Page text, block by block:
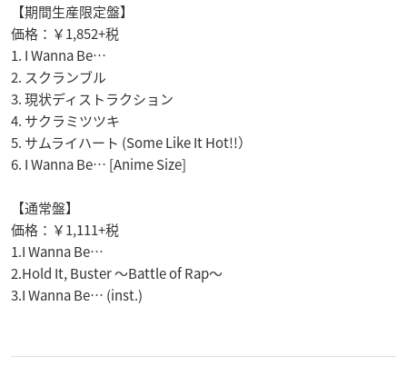
【期間生産限定盤】
価格：￥1,852+税
1. I Wanna Be…
2. スクランブル
3. 現状ディストラクション
4. サクラミツツキ
5. サムライハート (Some Like It Hot!!）
6. I Wanna Be… [Anime Size]
【通常盤】
価格：￥1,111+税
1.I Wanna Be…
2.Hold It, Buster 〜Battle of Rap〜
3.I Wanna Be… (inst.)